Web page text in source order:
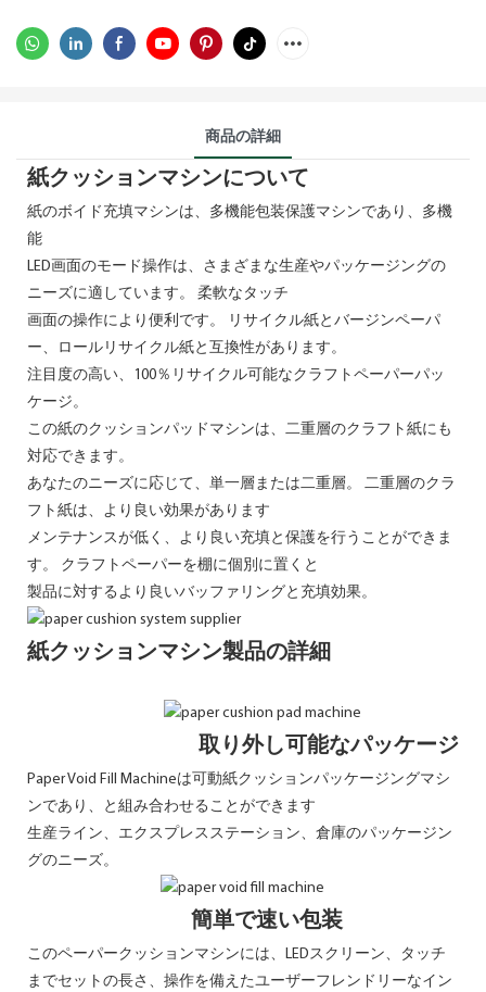
商品の詳細
紙クッションマシンについて
紙のボイド充填マシンは、多機能包装保護マシンであり、多機
能
LED画面のモード操作は、さまざまな生産やパッケージングの
ニーズに適しています。 柔軟なタッチ
画面の操作により便利です。 リサイクル紙とバージンペーパ
ー、ロールリサイクル紙と互換性があります。
注目度の高い、100％リサイクル可能なクラフトペーパーパッ
ケージ。
この紙のクッションパッドマシンは、二重層のクラフト紙にも
対応できます。
あなたのニーズに応じて、単一層または二重層。 二重層のクラ
フト紙は、より良い効果があります
メンテナンスが低く、より良い充填と保護を行うことができま
す。 クラフトペーパーを棚に個別に置くと
製品に対するより良いバッファリングと充填効果。
紙クッションマシン製品の詳細
取り外し可能なパッケージ
Paper Void Fill Machineは可動紙クッションパッケージングマシ
ンであり、と組み合わせることができます
生産ライン、エクスプレスステーション、倉庫のパッケージン
グのニーズ。
簡単で速い包装
このペーパークッションマシンには、LEDスクリーン、タッチ
までセットの長さ、操作を備えたユーザーフレンドリーなイン